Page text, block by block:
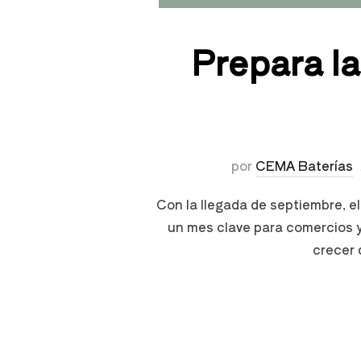
Prepara
por CEMA Baterías
Con la llegada de septiembre,
un mes clave para comercios
crecer